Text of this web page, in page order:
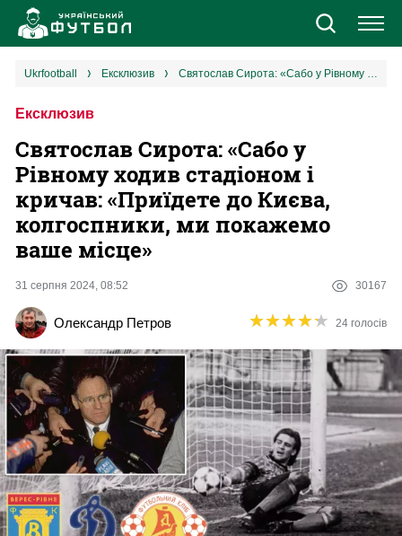
Новини
Єврокубки
УПЛ
Різне
Букмекери
Казино
ukrfootball ексклюзив Святослав Сирота: «Сабо у Рівному ходив стадіоном і кричав: «Приїдете до Києва, колгоспники, ми покажемо ваше місце»
Ексклюзив
Святослав Сирота: «Сабо у
Рівному ходив стадіоном і
кричав: «Приїдете до Києва,
колгоспники, ми покажемо
ваше місце»
31 серпня 2024, 08:52 30167
Олександр Петров ★★★★★
★★★★★ 24 голосів